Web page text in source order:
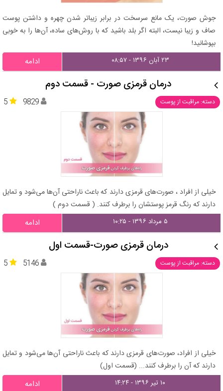
جوش صورت، یک مانع سرسخت در برابر زیباتر شدن چهره و داشتن پوست
صاف و زیبا نیست، البته اگر بلد باشید که با روش‌های ساده، آن‌ها را به خوبی
بپوشانید!
۲۳ آبان ۱۳۹۶ - ۰۸:۵۷ ادامه
درمان قرمزی صورت - قسمت دوم
دسته: مراقبت از پوست 5 9829
خیلی از افراد ، صورت‌های قرمزی دارند که باعث ناراحتی آن‌ها می‌شود و تمایل
دارند که رنگ قرمز پوستشان را برطرف کنند. ( قسمت دوم )
۵ مرداد ۱۳۹۶ - ۱۰:۲۵ ادامه
درمان قرمزی صورت-قسمت اول
دسته: مراقبت از پوست 5 5146
خیلی از افراد، صورت‌های قرمزی دارند که باعث ناراحتی آن‌ها می‌شود و تمایل
دارند که آن را برطرف کنند... (قسمت اول)
۱۰ تیر ۱۳۹۶ - ۱۴:۲۴ ادامه